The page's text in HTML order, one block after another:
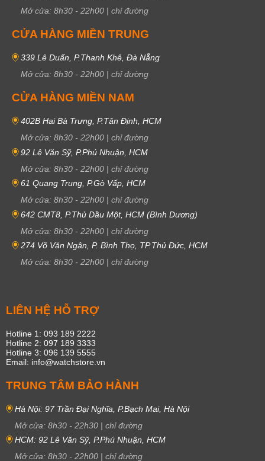
Mở cửa: 8h30 - 22h00 | chỉ đường
CỬA HÀNG MIỀN TRUNG
339 Lê Duẩn, P.Thanh Khê, Đà Nẵng
Mở cửa: 8h30 - 22h00 | chỉ đường
CỬA HÀNG MIỀN NAM
402B Hai Bà Trưng, P.Tân Định, HCM
Mở cửa: 8h30 - 22h00 | chỉ đường
92 Lê Văn Sỹ, P.Phú Nhuận, HCM
Mở cửa: 8h30 - 22h00 | chỉ đường
61 Quang Trung, P.Gò Vấp, HCM
Mở cửa: 8h30 - 22h00 | chỉ đường
642 CMT8, P.Thủ Dầu Một, HCM (Bình Dương)
Mở cửa: 8h30 - 22h00 | chỉ đường
274 Võ Văn Ngân, P. Bình Thọ, TP.Thủ Đức, HCM
Mở cửa: 8h30 - 22h00 | chỉ đường
LIÊN HỆ HỖ TRỢ
Hotline 1: 093 189 2222
Hotline 2: 097 189 3333
Hotline 3: 096 139 5555
Email: info@watchstore.vn
TRUNG TÂM BẢO HÀNH
Hà Nội: 97 Trần Đại Nghĩa, P.Bạch Mai, Hà Nội
Mở cửa: 8h30 - 22h30 | chỉ đường
HCM: 92 Lê Văn Sỹ, P.Phú Nhuận, HCM
Mở cửa: 8h30 - 22h00 | chỉ đường